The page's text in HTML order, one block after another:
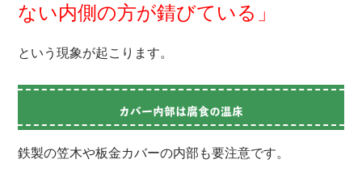
ない内側の方が錆びている」
という現象が起こります。
カバー内部は腐食の温床
鉄製の笠木や板金カバーの内部も要注意です。